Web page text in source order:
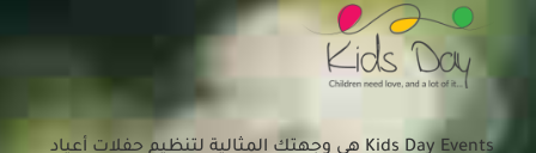
Kids Day Events هي وجهتك المثالية لتنظيم حفلات أعياد